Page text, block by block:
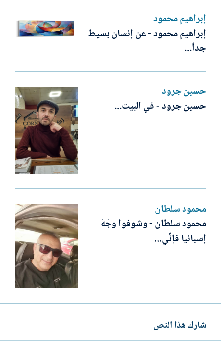
إبراهيم محمود
إبراهيم محمود - عن إنسان بسيط
جداً...
حسين جرود
حسين جرود - في البيت...
محمود سلطان
محمود سلطان - وشوفوا وجْهَ
إسبانيا فإنِّي...
شارك هذا النص